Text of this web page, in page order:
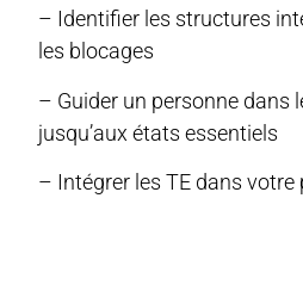
– Identifier les structures
les blocages
– Guider un personne dans
jusqu’aux états essentiels
– Intégrer les TE dans votre